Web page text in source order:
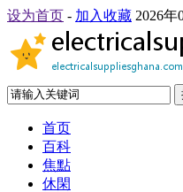
设为首页 - 加入收藏 2026年
首页
百科
焦點
休閑